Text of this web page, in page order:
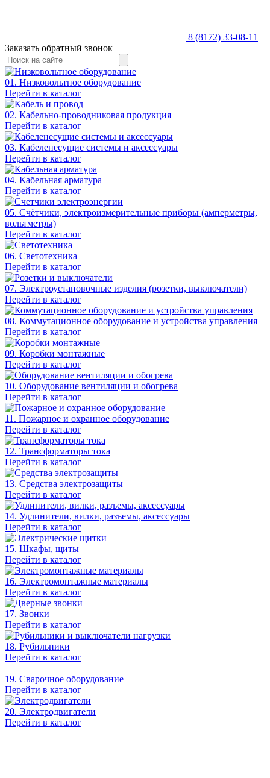
8 (8172) 33-08-11
Заказать обратный звонок
01. Низковольтное оборудование
Перейти в каталог
02. Кабельно-проводниковая продукция
Перейти в каталог
03. Кабеленесущие системы и аксессуары
Перейти в каталог
04. Кабельная арматура
Перейти в каталог
05. Счётчики, электроизмерительные приборы (амперметры,
вольтметры)
Перейти в каталог
06. Светотехника
Перейти в каталог
07. Электроустановочные изделия (розетки, выключатели)
Перейти в каталог
08. Коммутационное оборудование и устройства управления
Перейти в каталог
09. Коробки монтажные
Перейти в каталог
10. Оборудование вентиляции и обогрева
Перейти в каталог
11. Пожарное и охранное оборудование
Перейти в каталог
12. Трансформаторы тока
Перейти в каталог
13. Средства электрозащиты
Перейти в каталог
14. Удлинители, вилки, разъемы, аксессуары
Перейти в каталог
15. Шкафы, щиты
Перейти в каталог
16. Электромонтажные материалы
Перейти в каталог
17. Звонки
Перейти в каталог
18. Рубильники
Перейти в каталог
19. Сварочное оборудование
Перейти в каталог
20. Электродвигатели
Перейти в каталог